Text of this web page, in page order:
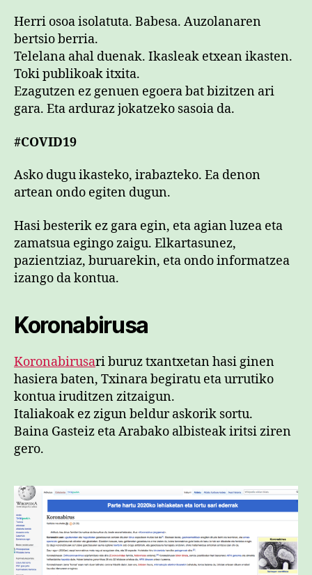
Herri osoa isolatuta. Babesa. Auzolanaren
bertsio berria.
Telelana ahal duenak. Ikasleak etxean ikasten.
Toki publikoak itxita.
Ezagutzen ez genuen egoera bat bizitzen ari
gara. Eta arduraz jokatzeko sasoia da.
#COVID19
Asko dugu ikasteko, irabazteko. Ea denon
artean ondo egiten dugun.
Hasi besterik ez gara egin, eta agian luzea eta
zamatsua egingo zaigu. Elkartasunez,
pazientziaz, buruarekin, eta ondo informatzea
izango da kontua.
Koronabirusa
Koronabirusari buruz txantxetan hasi ginen
hasiera baten, Txinara begiratu eta urrutiko
kontua iruditzen zitzaigun.
Italiakoak ez zigun beldur askorik sortu.
Baina Gasteiz eta Arabako albisteak iritsi ziren
gero.